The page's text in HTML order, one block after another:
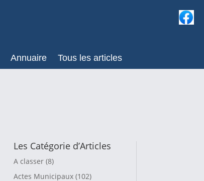
Annuaire Tous les articles
Les Catégorie d’Articles
A classer(8)
Actes Municipaux(102)